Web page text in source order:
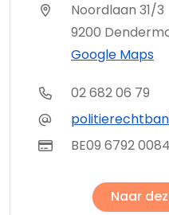
Noordlaan 31/3
9200
Google Maps
02 682 06 79
BE09 6792
Naar